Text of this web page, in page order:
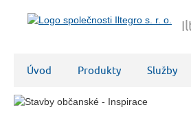
Úvod Produkty Služby